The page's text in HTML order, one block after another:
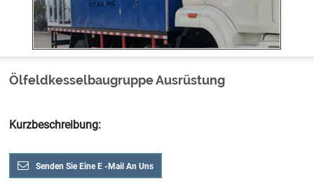
Ölfeldkesselbaugruppe Ausrüstung
Kurzbeschreibung:
Senden Sie Eine E -Mail An Uns